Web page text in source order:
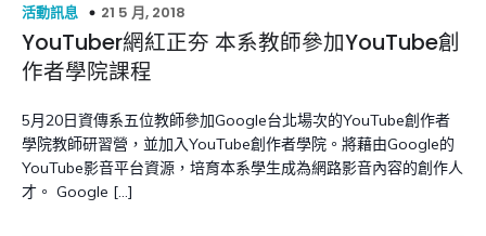
活動訊息 21 5 月, 2018
YouTuber網紅正夯 本系教師參加YouTube創
作者學院課程
5月20日資傳系五位教師參加Google台北場次的YouTube創作者
學院教師研習營，並加入YouTube創作者學院。將藉由Google的
YouTube影音平台資源，培育本系學生成為網路影音內容的創作人
才。 Google […]